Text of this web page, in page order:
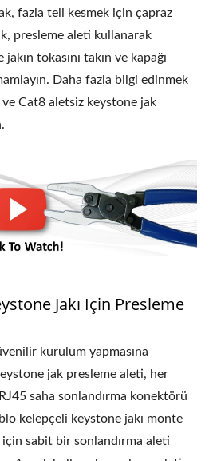
fazla teli kesmek için çapraz
presleme aleti kullanarak
tokasını takın ve kapağı
Daha fazla bilgi edinmek
Cat8 aletsiz keystone jak
Jakı Için Presleme
kurulum yapmasına
jak presleme aleti, her
saha sonlandırma konektörü
kelepçeli keystone jakı monte
sabit bir sonlandırma aleti